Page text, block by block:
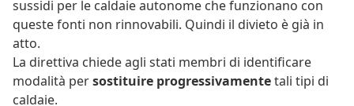
sussidi per le caldaie autonome che funzionano con
queste fonti non rinnovabili. Quindi il divieto è già in
atto.
La direttiva chiede agli stati membri di identificare
modalità persostituire progressivamentetali tipi di
caldaie.